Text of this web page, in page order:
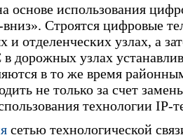
основе использования
Строятся цифровые
и отделенческих узлах, а
дорожных узлах
в то же время
не только за счет
технологии IР-
сетью технологической